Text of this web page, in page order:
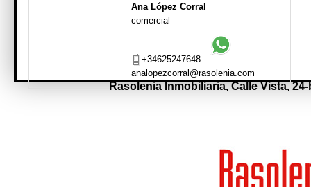
Ana López Corral
comercial
+34625247648
analopezcorral@rasolenia.com
Rasolenia Inmobiliaria,Calle Vista,